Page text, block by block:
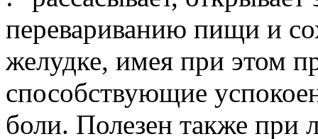
перевариванию пищи и
желудке, имея при этом
способствующие
боли. Полезен также при